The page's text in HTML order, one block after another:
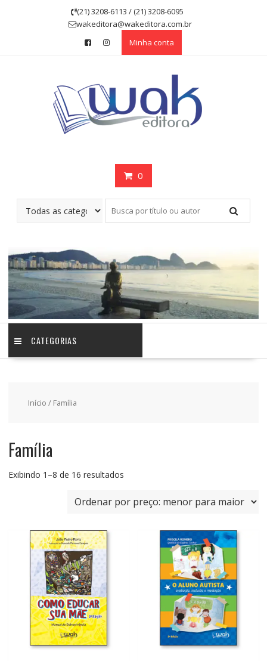
(21) 3208-6113 / (21) 3208-6095
wakeditora@wakeditora.com.br
Minha conta
0
CATEGORIAS
Início / Família
Família
Exibindo 1–8 de 16 resultadosClassificado
preço: